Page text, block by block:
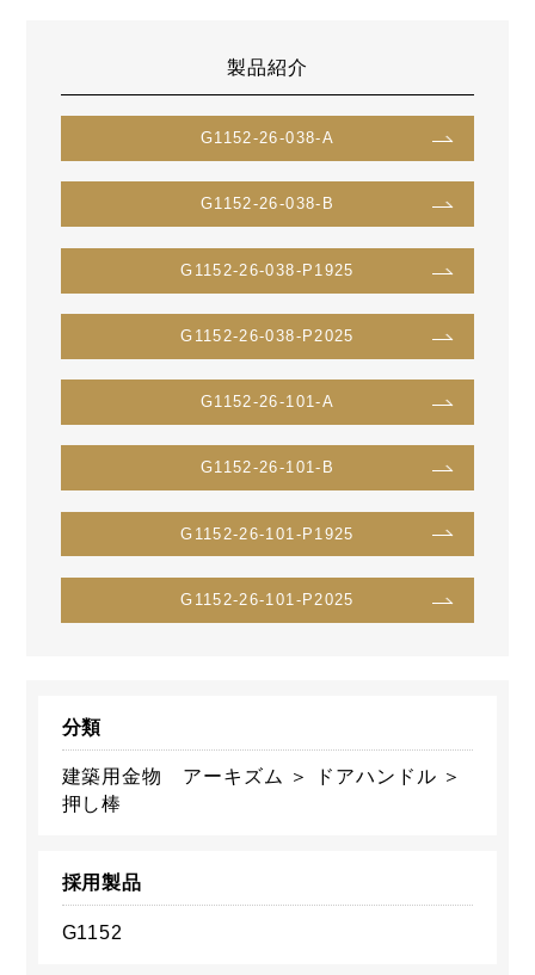
製品紹介
G1152-26-038-A
G1152-26-038-B
G1152-26-038-P1925
G1152-26-038-P2025
G1152-26-101-A
G1152-26-101-B
G1152-26-101-P1925
G1152-26-101-P2025
分類
建築用金物 アーキズム ＞ ドアハンドル ＞
押し棒
採用製品
G1152